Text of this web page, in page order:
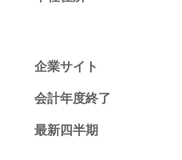
企業サイト
会計年度終了
最新四半期